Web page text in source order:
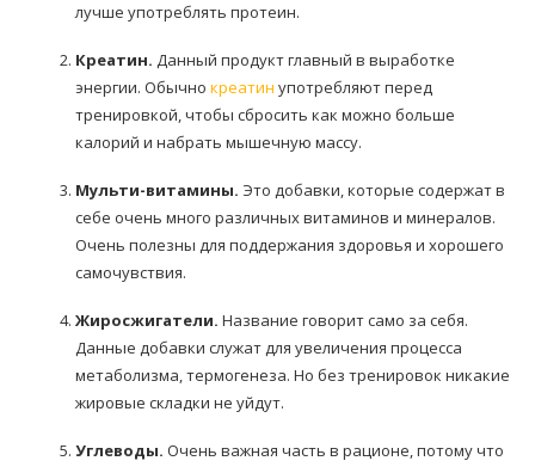
лучше употреблять протеин.
Креатин. Данный продукт главный в выработке
энергии. Обычно креатин употребляют перед
тренировкой, чтобы сбросить как можно больше
калорий и набрать мышечную массу.
Мульти-витамины. Это добавки, которые содержат в
себе очень много различных витаминов и минералов.
Очень полезны для поддержания здоровья и хорошего
самочувствия.
Жиросжигатели. Название говорит само за себя.
Данные добавки служат для увеличения процесса
метаболизма, термогенеза. Но без тренировок никакие
жировые складки не уйдут.
Углеводы. Очень важная часть в рационе, потому что